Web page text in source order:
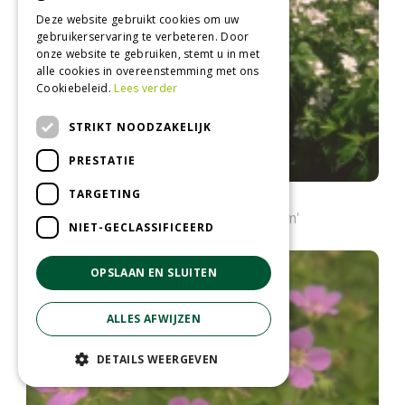
Geranium sylvaticum 'Album'
Deze website gebruikt cookies om uw
gebruikerservaring te verbeteren. Door
onze website te gebruiken, stemt u in met
alle cookies in overeenstemming met ons
Cookiebeleid.Lees verder
STRIKT NOODZAKELIJK
PRESTATIE
TARGETING
NIET-GECLASSIFICEERD
OPSLAAN EN SLUITEN
ALLES AFWIJZEN
DETAILS WEERGEVEN